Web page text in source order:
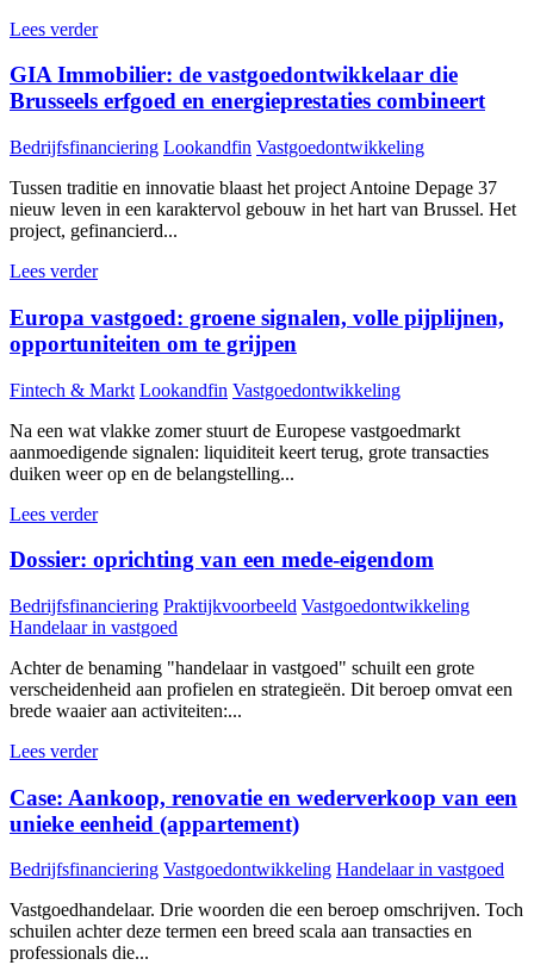
Lees verder
GIA Immobilier: de vastgoedontwikkelaar die
Brusseels erfgoed en energieprestaties combineert
Bedrijfsfinanciering Lookandfin Vastgoedontwikkeling
Tussen traditie en innovatie blaast het project Antoine Depage 37
nieuw leven in een karaktervol gebouw in het hart van Brussel. Het
project, gefinancierd...
Lees verder
Europa vastgoed: groene signalen, volle pijplijnen,
opportuniteiten om te grijpen
Fintech & Markt Lookandfin Vastgoedontwikkeling
Na een wat vlakke zomer stuurt de Europese vastgoedmarkt
aanmoedigende signalen: liquiditeit keert terug, grote transacties
duiken weer op en de belangstelling...
Lees verder
Dossier: oprichting van een mede-eigendom
Bedrijfsfinanciering Praktijkvoorbeeld Vastgoedontwikkeling
Handelaar in vastgoed
Achter de benaming "handelaar in vastgoed" schuilt een grote
verscheidenheid aan profielen en strategieën. Dit beroep omvat een
brede waaier aan activiteiten:...
Lees verder
Case: Aankoop, renovatie en wederverkoop van een
unieke eenheid (appartement)
Bedrijfsfinanciering Vastgoedontwikkeling Handelaar in vastgoed
Vastgoedhandelaar. Drie woorden die een beroep omschrijven. Toch
schuilen achter deze termen een breed scala aan transacties en
professionals die...